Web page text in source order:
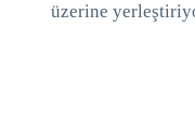
üzerine